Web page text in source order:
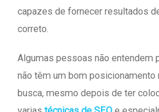
capazes de fornecer resultados
correto.
Algumas pessoas não entendem
não têm um bom posicionamento
busca, mesmo depois de ter